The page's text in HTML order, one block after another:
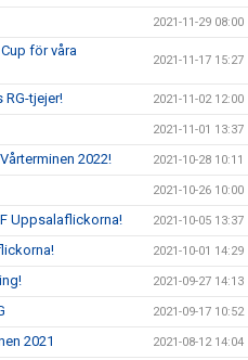
2021-11-29 08:00
för våra
2021-11-17 15:27
tjejer! 2021-11-02 12:00
2021-11-01 13:37
2022! 2021-10-28 10:11
2021-10-26 10:00
Uppsalaflickorna! 2021-10-05 13:37
2021-10-01 14:29
2021-09-27 14:13
2021-09-17 10:52
2021 2021-08-12 14:04